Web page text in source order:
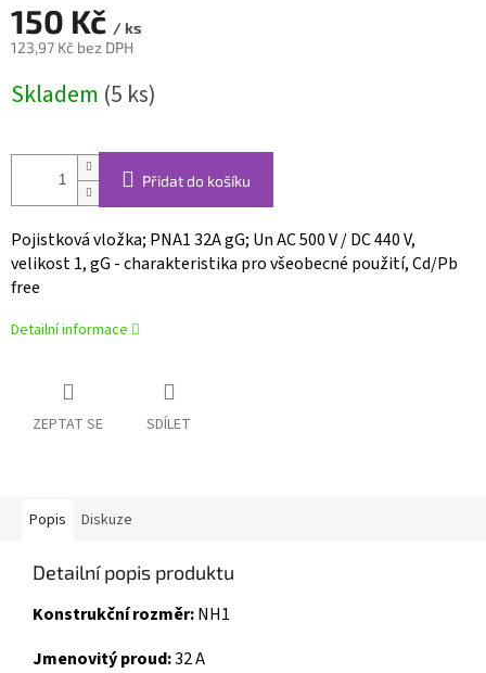
150 Kč / ks
123,97 Kč bez DPH
cena:
Skladem (5 ks)
Přidat do košíku
Pojistková vložka; PNA1 32A gG; Un AC 500 V / DC 440 V,
velikost 1, gG - charakteristika pro všeobecné použití, Cd/Pb
free
Detailní informace
ZEPTAT SE SDÍLET
Popis Diskuze
Detailní popis produktu
Konstrukční rozměr:NH1
Jmenovitý proud:32 A